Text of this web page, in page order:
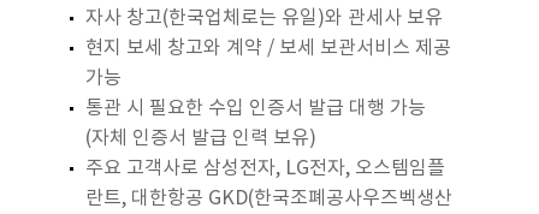
자사 창고(한국업체로는 유일)와 관세사 보유
현지 보세 창고와 계약 / 보세 보관서비스 제공
가능
통관 시 필요한 수입 인증서 발급 대행 가능
(자체 인증서 발급 인력 보유)
주요 고객사로 삼성전자, LG전자, 오스템임플
란트, 대한항공 GKD(한국조폐공사우즈벡생산